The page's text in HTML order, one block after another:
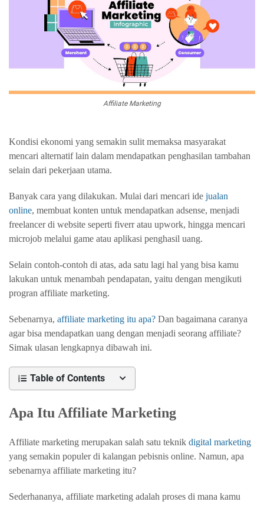
Affiliate Marketing
Kondisi ekonomi yang semakin sulit memaksa masyarakat
mencari alternatif lain dalam mendapatkan penghasilan tambahan
selain dari pekerjaan utama.
Banyak cara yang dilakukan. Mulai dari mencari ide jualan
online, membuat konten untuk mendapatkan adsense, menjadi
freelancer di website seperti fiverr atau upwork, hingga mencari
microjob melalui game atau aplikasi penghasil uang.
Selain contoh-contoh di atas, ada satu lagi hal yang bisa kamu
lakukan untuk menambah pendapatan, yaitu dengan mengikuti
progran affiliate marketing.
Sebenarnya, affiliate marketing itu apa? Dan bagaimana caranya
agar bisa mendapatkan uang dengan menjadi seorang affiliate?
Simak ulasan lengkapnya dibawah ini.
Table of Contents
Apa Itu Affiliate Marketing
Affiliate marketing merupakan salah satu teknik digital marketing
yang semakin populer di kalangan pebisnis online. Namun, apa
sebenarnya affiliate marketing itu?
Sederhananya, affiliate marketing adalah proses di mana kamu